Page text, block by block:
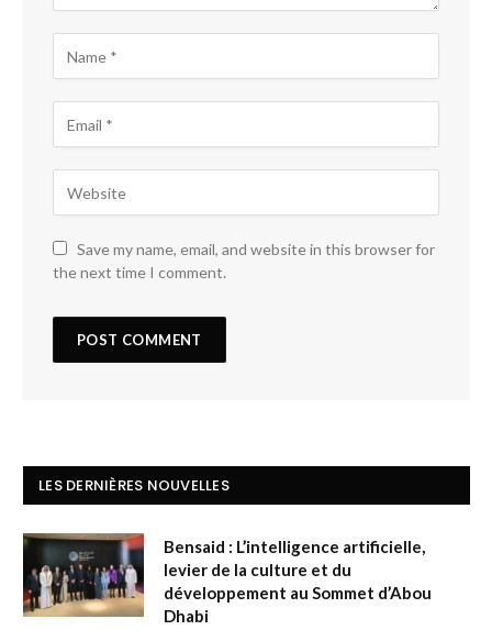
Save my name, email, and website in this browser for
the next time I comment.
LES DERNIÈRES NOUVELLES
Bensaid : L’intelligence artificielle,
levier de la culture et du
développement au Sommet d’Abou
Dhabi